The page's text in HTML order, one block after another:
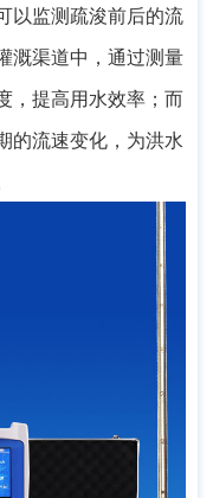
以监测疏浚前后的流
溉渠道中，通过测量
，提高用水效率；而
的流速变化，为洪水